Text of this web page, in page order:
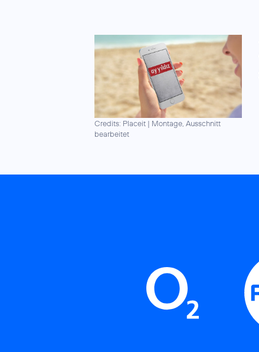
Credits: Placeit | Montage, Ausschnitt
bearbeitet